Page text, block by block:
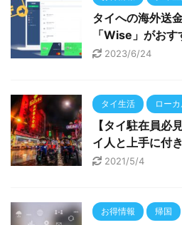
タイへの海外送
「Wise」がおす
2023/6/24
タイ生活 ロー
【タイ駐在員必
イ人と上手に付
2021/5/4
お得情報 帰国